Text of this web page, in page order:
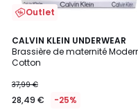
Outlet
CALVIN KLEIN UNDERWEAR
Brassière de maternité
Cotton
37,99 €
28,49 € -25%